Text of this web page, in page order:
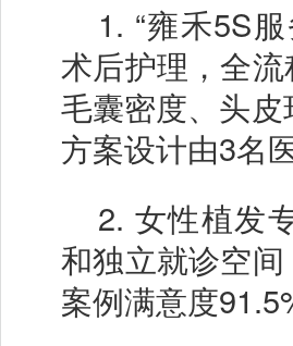
1. “雍禾5S
术后护理，全
毛囊密度、头
方案设计由3名
2. 女性植发
和独立就诊空
案例满意度